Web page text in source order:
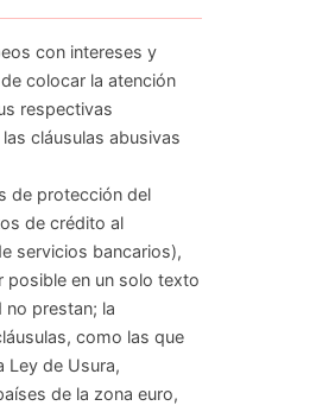
con intereses y
colocar la atención
respectivas
cláusulas abusivas
de protección del
de crédito al
servicios bancarios),
posible en un solo texto
no prestan; la
como las que
Ley de Usura,
de la zona euro,